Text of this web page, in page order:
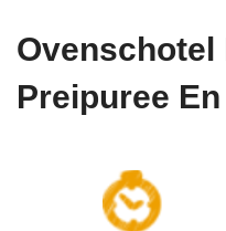
Ovenschotel
Preipuree